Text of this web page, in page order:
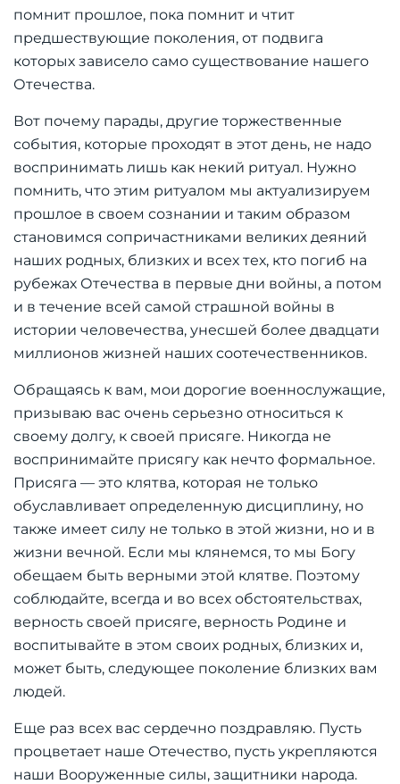
помнит прошлое, пока помнит и чтит
предшествующие поколения, от подвига
которых зависело само существование нашего
Отечества.
Вот почему парады, другие торжественные
события, которые проходят в этот день, не надо
воспринимать лишь как некий ритуал. Нужно
помнить, что этим ритуалом мы актуализируем
прошлое в своем сознании и таким образом
становимся сопричастниками великих деяний
наших родных, близких и всех тех, кто погиб на
рубежах Отечества в первые дни войны, а потом
и в течение всей самой страшной войны в
истории человечества, унесшей более двадцати
миллионов жизней наших соотечественников.
Обращаясь к вам, мои дорогие военнослужащие,
призываю вас очень серьезно относиться к
своему долгу, к своей присяге. Никогда не
воспринимайте присягу как нечто формальное.
Присяга — это клятва, которая не только
обуславливает определенную дисциплину, но
также имеет силу не только в этой жизни, но и в
жизни вечной. Если мы клянемся, то мы Богу
обещаем быть верными этой клятве. Поэтому
соблюдайте, всегда и во всех обстоятельствах,
верность своей присяге, верность Родине и
воспитывайте в этом своих родных, близких и,
может быть, следующее поколение близких вам
людей.
Еще раз всех вас сердечно поздравляю. Пусть
процветает наше Отечество, пусть укрепляются
наши Вооруженные силы, защитники народа.